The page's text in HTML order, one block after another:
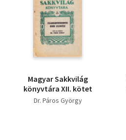
Magyar Sakkvilág
könyvtára XII. kötet
Dr. Páros György